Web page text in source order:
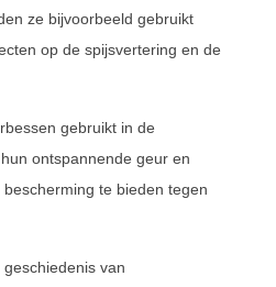
ze bijvoorbeeld gebruikt
op de spijsvertering en de
gebruikt in de
ontspannende geur en
te bieden tegen
van